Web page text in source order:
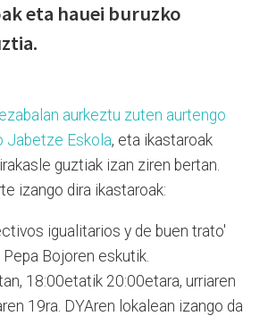
eta hauei buruzko
aurkeztu zuten aurtengo
Jabetze Eskola, eta ikastaroak
guztiak izan ziren bertan.
izango dira ikastaroak:
igualitarios y de buen trato'
Bojoren eskutik.
18:00etatik 20:00etara, urriaren
19ra. DYAren lokalean izango da